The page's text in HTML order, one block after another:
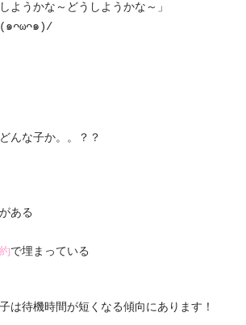
ようかな～どうしようかな～」
(๑ᴖωᴖ๑)/
んな子か。。？？
ある
で埋まっている
は待機時間が短くなる傾向にあります！